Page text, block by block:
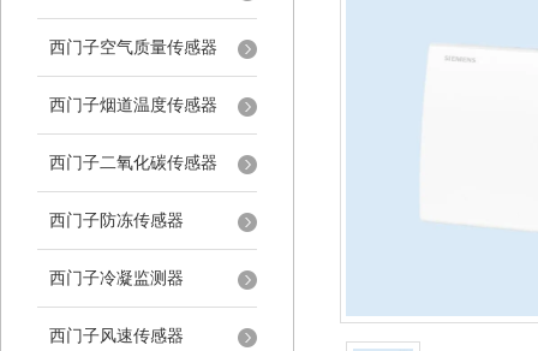
西门子空气质量传感器
西门子烟道温度传感器
西门子二氧化碳传感器
西门子防冻传感器
西门子冷凝监测器
西门子风速传感器